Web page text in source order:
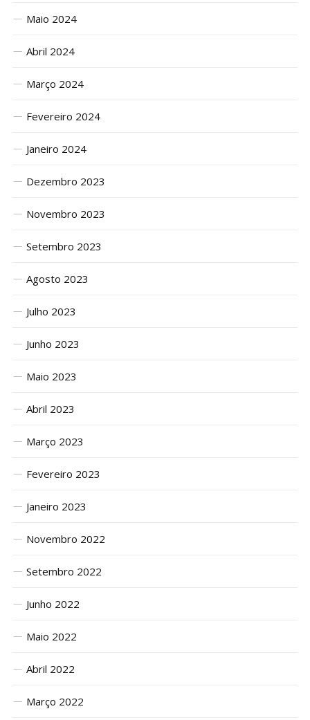
Maio 2024
Abril 2024
Março 2024
Fevereiro 2024
Janeiro 2024
Dezembro 2023
Novembro 2023
Setembro 2023
Agosto 2023
Julho 2023
Junho 2023
Maio 2023
Abril 2023
Março 2023
Fevereiro 2023
Janeiro 2023
Novembro 2022
Setembro 2022
Junho 2022
Maio 2022
Abril 2022
Março 2022